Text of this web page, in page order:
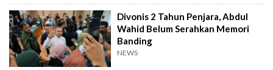
Divonis 2 Tahun Penjara, Abdul
Wahid Belum Serahkan Memori
Banding
NEWS